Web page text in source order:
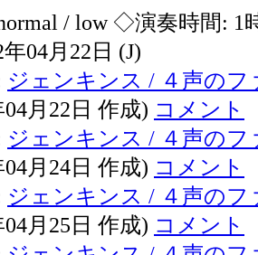
/ low ◇演奏時間: 1
04月22日 (J)
ジェンキンス / ４声のフ
04月22日 作成) コメント
ジェンキンス / ４声のフ
04月24日 作成) コメント
ジェンキンス / ４声のフ
04月25日 作成) コメント